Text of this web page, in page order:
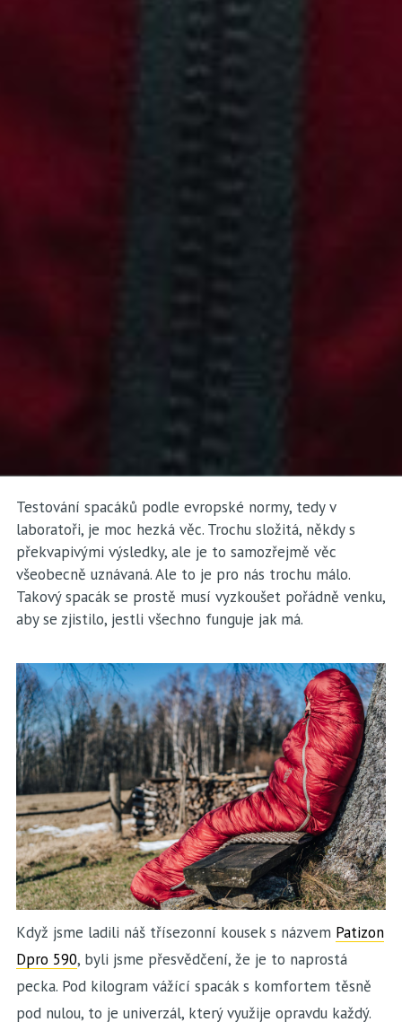
Testování spacáků podle evropské normy, tedy v
laboratoři, je moc hezká věc. Trochu složitá, někdy s
překvapivými výsledky, ale je to samozřejmě věc
všeobecně uznávaná. Ale to je pro nás trochu málo.
Takový spacák se prostě musí vyzkoušet pořádně venku,
aby se zjistilo, jestli všechno funguje jak má.
Když jsme ladili náš třísezonní kousek s názvem Patizon
Dpro 590, byli jsme přesvědčení, že je to naprostá
pecka. Pod kilogram vážící spacák s komfortem těsně
pod nulou, to je univerzál, který využije opravdu každý.